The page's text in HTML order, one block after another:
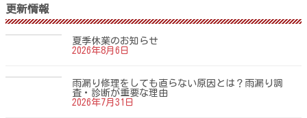
更新情報
夏季休業のお知らせ
2026年8月6日
雨漏り修理をしても直らない原因とは？雨漏り調
査・診断が重要な理由
2026年7月31日